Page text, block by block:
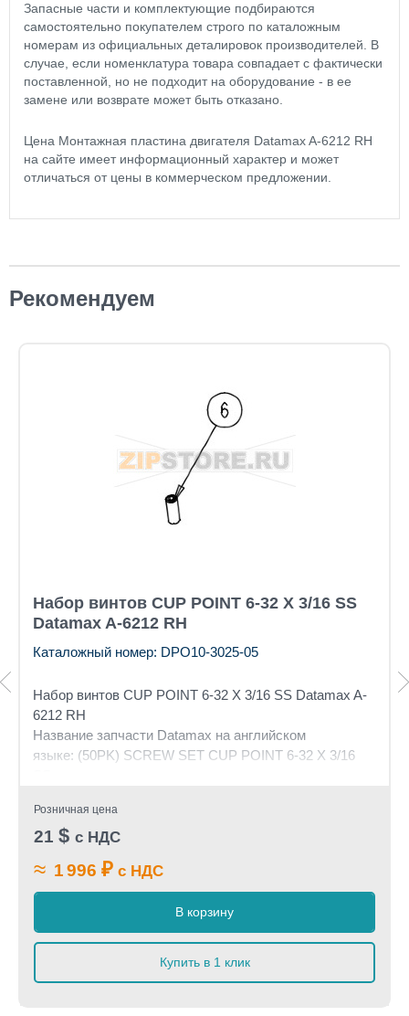
Запасные части и комплектующие подбираются
самостоятельно покупателем строго по каталожным
номерам из официальных деталировок производителей. В
случае, если номенклатура товара совпадает с фактически
поставленной, но не подходит на оборудование - в ее
замене или возврате может быть отказано.
Цена Монтажная пластина двигателя Datamax A-6212 RH
на сайте имеет информационный характер и может
отличаться от цены в коммерческом предложении.
Рекомендуем
Набор винтов CUP POINT 6-32 X 3/16 SS
Datamax A-6212 RH
Каталожный номер: DPO10-3025-05
Набор винтов CUP POINT 6-32 X 3/16 SS Datamax A-
6212 RH
Название запчасти Datamax на английском
языке: (50PK) SCREW SET CUP POINT 6-32 X 3/16
Розничная цена
21 $ с НДС
≈ 1 996 ₽ с НДС
В корзину
Купить в 1 клик